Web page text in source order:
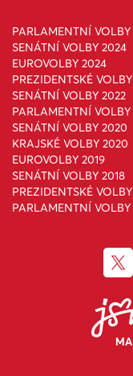
PARLAMENTNÍ
SENÁTNÍ VOLBY 2024
EUROVOLBY 2024
PREZIDENTSKÉ
SENÁTNÍ VOLBY 2022
PARLAMENTNÍ VOLBY
SENÁTNÍ VOLBY 2020
KRAJSKÉ VOLBY 2020
EUROVOLBY 2019
SENÁTNÍ VOLBY 2018
PREZIDENTSKÉ
PARLAMENTNÍ VOLBY